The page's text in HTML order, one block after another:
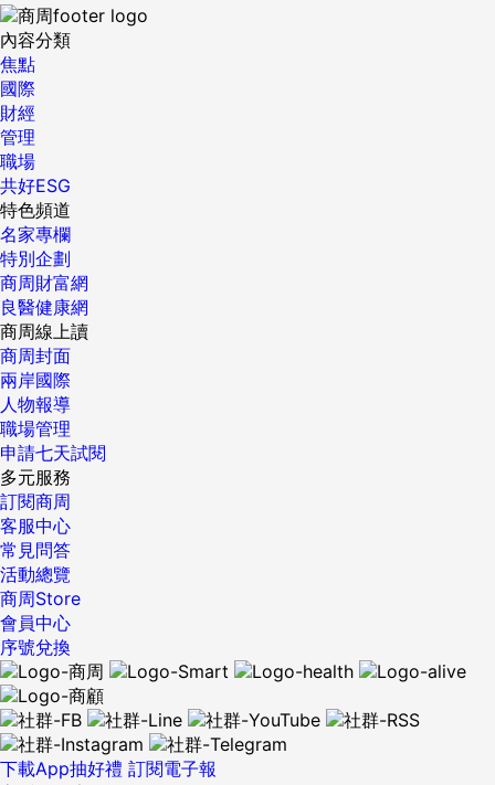
內容分類
焦點
國際
財經
管理
職場
共好ESG
特色頻道
名家專欄
特別企劃
商周財富網
良醫健康網
商周線上讀
商周封面
兩岸國際
人物報導
職場管理
申請七天試閱
多元服務
訂閱商周
客服中心
常見問答
活動總覽
商周Store
會員中心
序號兌換
下載App抽好禮 訂閱電子報